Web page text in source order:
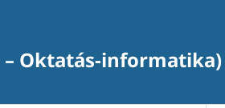
– Oktatás-informatika)